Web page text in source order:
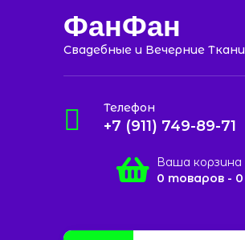
ФанФан
Свадебные и Вечерние Ткани
Телефон
+7 (911) 749-89-71
Ваша корзина
0 товаров - 0